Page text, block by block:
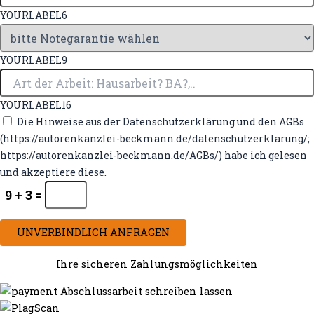
YOURLABEL6
YOURLABEL9
YOURLABEL16
Die Hinweise aus der Datenschutzerklärung und den AGBs
(https://autorenkanzlei-beckmann.de/datenschutzerklarung/;
https://autorenkanzlei-beckmann.de/AGBs/) habe ich gelesen
und akzeptiere diese.
9 + 3 =
UNVERBINDLICH ANFRAGEN
Ihre sicheren Zahlungsmöglichkeiten